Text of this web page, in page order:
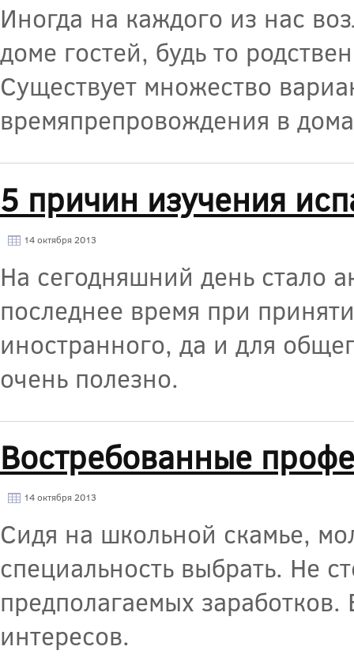
Иногда на каждого из нас
доме гостей, будь то
Существует множество
времяпрепровождения в
5 причин изучения
14 октября 2013
На сегодняшний день стало
последнее время при
иностранного, да и для
очень полезно.
Востребованные
14 октября 2013
Сидя на школьной скамье,
специальность выбрать. Не
предполагаемых
интересов.